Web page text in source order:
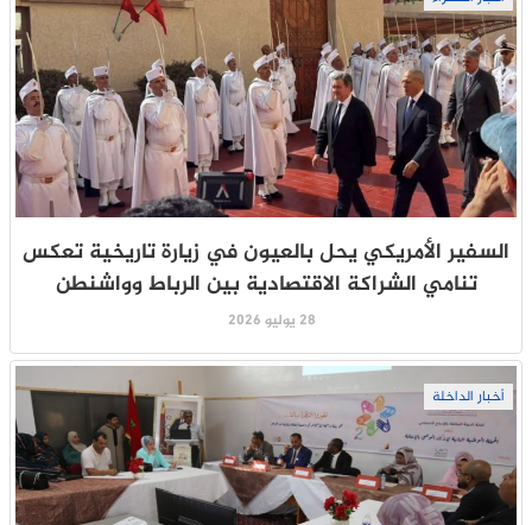
السفير الأمريكي يحل بالعيون في زيارة تاريخية تعكس
تنامي الشراكة الاقتصادية بين الرباط وواشنطن
28 يوليو 2026
أخبار الداخلة